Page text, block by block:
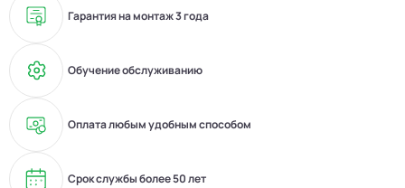
Гарантия на монтаж 3 года
Обучение обслуживанию
Оплата любым удобным способом
Срок службы более 50 лет